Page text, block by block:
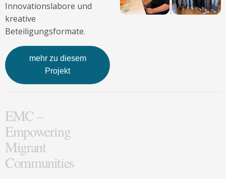
Innovationslabore und
kreative
Beteiligungsformate.
mehr zu diesem
Projekt
EMC –
Empowering
Migrant
Communities